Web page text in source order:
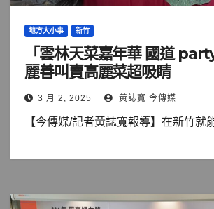
地方大小事 新竹
「雲林天菜嘉年華 國道
麗善叫賣高麗菜超吸睛
3 月 2, 2025 黃誌寬 今傳媒
【今傳媒/記者黃誌寬報導】在新竹就